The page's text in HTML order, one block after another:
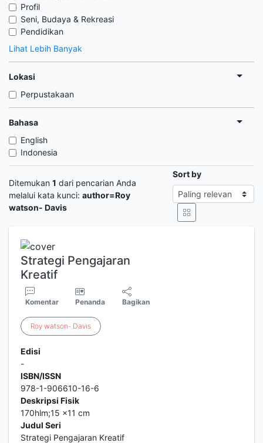
Profil
Seni, Budaya & Rekreasi
Pendidikan
Lihat Lebih Banyak
Lokasi
Perpustakaan
Bahasa
English
Indonesia
Ditemukan 1 dari pencarian Anda
melalui kata kunci: author=Roy
watson- Davis
Sort by
Strategi Pengajaran
Kreatif
Komentar Penanda Bagikan
Roy watson- Davis
Edisi
-
ISBN/ISSN
978-1-906610-16-6
Deskripsi Fisik
170hlm;15 x11 cm
Judul Seri
Strategi Pengajaran Kreatif